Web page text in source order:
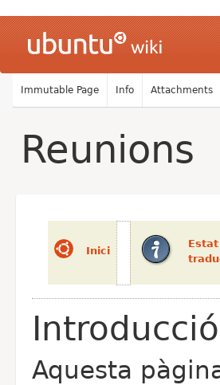
Immutable Page Info Attachments
Reunions
Inici
Introducció
Aquesta